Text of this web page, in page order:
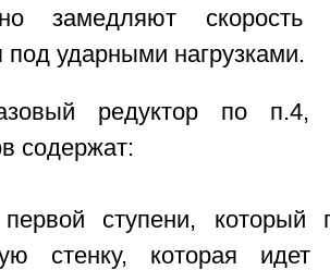
замедляют скорость
под ударными нагрузками.
редуктор по п.4,
содержат:
ступени, который
стенку, которая идет